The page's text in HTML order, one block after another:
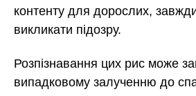
контенту для дорослих,
викликати підозру.
Розпізнавання цих рис може
випадковому залученню до